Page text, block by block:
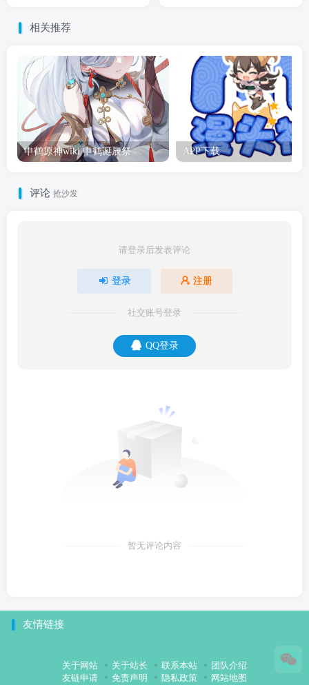
相关推荐
申鹤原神wiki 申鹤诞辰祭 APP下载
评论 抢沙发
请登录后发表评论
登录 注册
社交账号登录
QQ登录
暂无评论内容
友情链接
关于网站 关于站长 联系本站
团队介绍
友链申请
免责声明 隐私政策 网站地图